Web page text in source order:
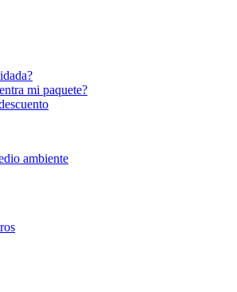
mi paquete?
ambiente